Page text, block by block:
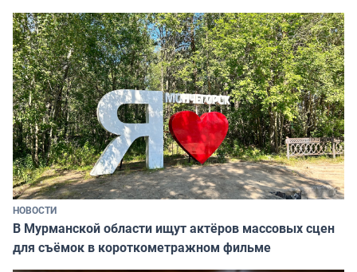
НОВОСТИ
В Мурманской области ищут актёров массовых сцен
для съёмок в короткометражном фильме